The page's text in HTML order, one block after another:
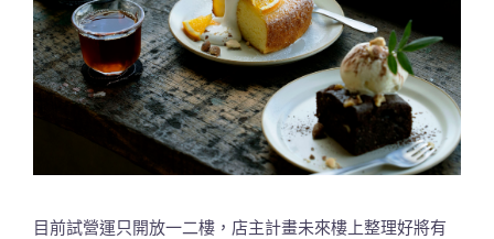
目前試營運只開放一二樓，店主計畫未來樓上整理好將有